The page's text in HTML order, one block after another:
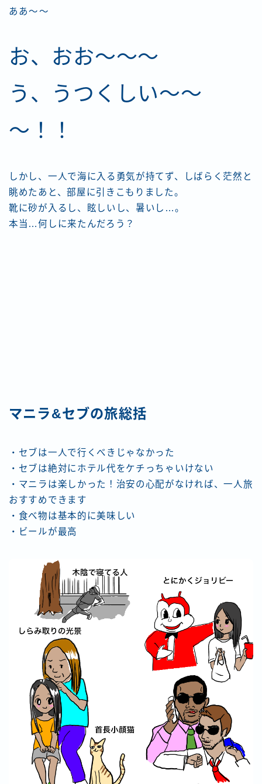
ああ～～
お、おお～～～
う、うつくしい～～
～！！
しかし、一人で海に入る勇気が持てず、しばらく茫然と
眺めたあと、部屋に引きこもりました。
靴に砂が入るし、眩しいし、暑いし…。
本当…何しに来たんだろう？
マニラ&セブの旅総括
・セブは一人で行くべきじゃなかった
・セブは絶対にホテル代をケチっちゃいけない
・マニラは楽しかった！治安の心配がなければ、一人旅
おすすめできます
・食べ物は基本的に美味しい
・ビールが最高